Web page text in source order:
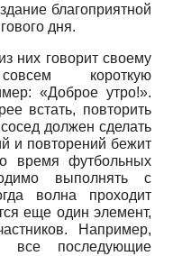
благоприятной
дня.
них говорит своему
короткую
«Доброе утро!».
встать, повторить
должен сделать
и повторений бежит
время футбольных
выполнять с
волна проходит
еще один элемент,
Например,
все последующие